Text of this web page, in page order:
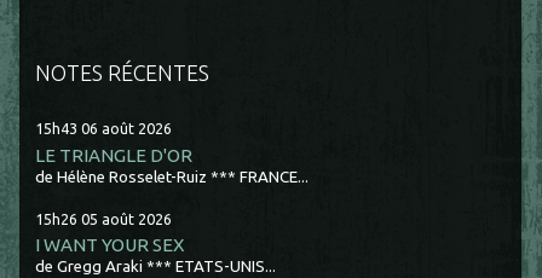
NOTES RÉCENTES
15h43 06 août 2026
LE TRIANGLE D'OR
de Hélène Rosselet-Ruiz *** FRANCE...
15h26 05 août 2026
I WANT YOUR SEX
de Gregg Araki *** ETATS-UNIS...